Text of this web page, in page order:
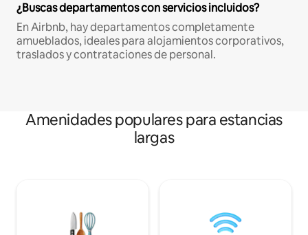
¿Buscas departamentos con servicios incluidos?
En Airbnb, hay departamentos completamente
amueblados, ideales para alojamientos corporativos,
traslados y contrataciones de personal.
Amenidades populares para estancias
largas